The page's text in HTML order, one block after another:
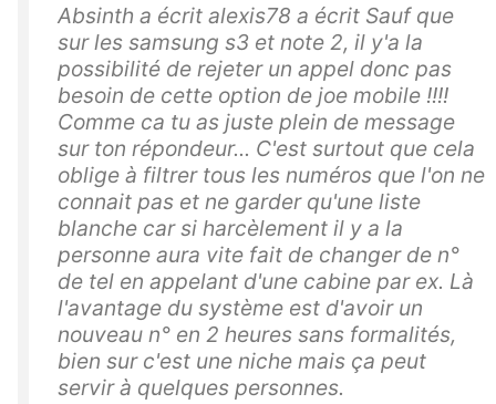
Absinth a écrit alexis78 a écrit Sauf que
sur les samsung s3 et note 2, il y'a la
possibilité de rejeter un appel donc pas
besoin de cette option de joe mobile !!!!
Comme ca tu as juste plein de message
sur ton répondeur... C'est surtout que cela
oblige à filtrer tous les numéros que l'on ne
connait pas et ne garder qu'une liste
blanche car si harcèlement il y a la
personne aura vite fait de changer de n°
de tel en appelant d'une cabine par ex. Là
l'avantage du système est d'avoir un
nouveau n° en 2 heures sans formalités,
bien sur c'est une niche mais ça peut
servir à quelques personnes.